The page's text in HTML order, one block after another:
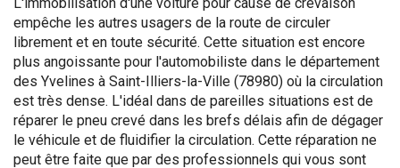
empêche les autres usagers de la route de circuler
librement et en toute sécurité. Cette situation est encore
plus angoissante pour l'automobiliste dans le département
des Yvelines à Saint-Illiers-la-Ville (78980) où la circulation
est très dense. L'idéal dans de pareilles situations est de
réparer le pneu crevé dans les brefs délais afin de dégager
le véhicule et de fluidifier la circulation. Cette réparation ne
peut être faite que par des professionnels qui vous sont